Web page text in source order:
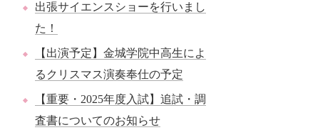
出張サイエンスショーを行いまし
た！
【出演予定】金城学院中高生によ
るクリスマス演奏奉仕の予定
【重要・2025年度入試】追試・調
査書についてのお知らせ